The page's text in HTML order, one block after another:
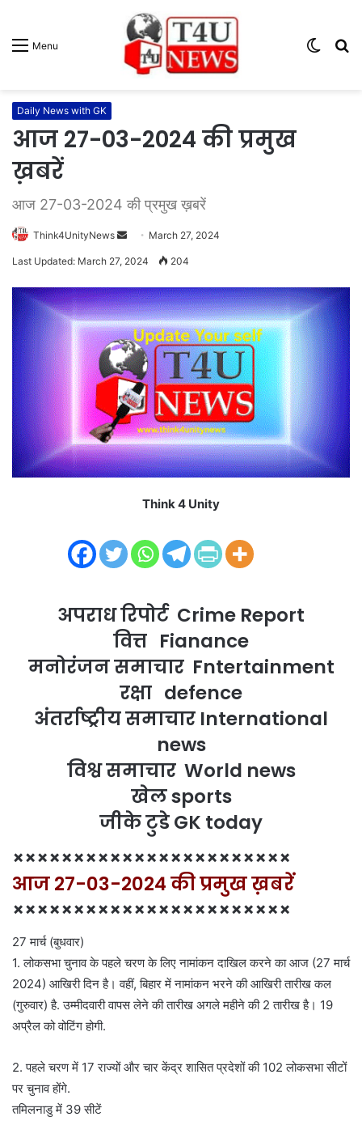
Menu
Switch
Daily News with GK
आज 27-03-2024 की प्रमुख
ख़बरें
आज 27-03-2024 की प्रमुख ख़बरें
Think4UnityNews
d
a
n
e
m
a
i
l
March 27, 2024
Last Updated: March 27, 2024 204
Think 4 Unity
अपराध रिपोर्ट Crime Report
वित्त Fianance
मनोरंजन समाचार Fntertainment
रक्षा defence
अंतर्राष्ट्रीय समाचार International
news
विश्व समाचार World news
खेल sports
जीके टुडे GK today
×××××××××××××××××××××××
आज 27-03-2024 की प्रमुख ख़बरें
×××××××××××××××××××××××
27 मार्च (बुधवार)
1. लोकसभा चुनाव के पहले चरण के लिए नामांकन दाखिल करने का आज (27 मार्च
2024) आखिरी दिन है। वहीं, बिहार में नामांकन भरने की आखिरी तारीख कल
(गुरुवार) है. उम्मीदवारी वापस लेने की तारीख अगले महीने की 2 तारीख है। 19
अप्रैल को वोटिंग होगी.
2. पहले चरण में 17 राज्यों और चार केंद्र शासित प्रदेशों की 102 लोकसभा सीटों
पर चुनाव होंगे.
तमिलनाडु में 39 सीटें